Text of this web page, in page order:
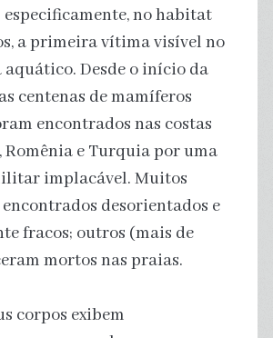
especificamente, no habitat
a primeira vítima visível no
aquático. Desde o início da
centenas de mamíferos
encontrados nas costas
Romênia e Turquia por uma
implacável. Muitos
desorientados e
fracos; outros (mais de
mortos nas praias.
corpos exibem